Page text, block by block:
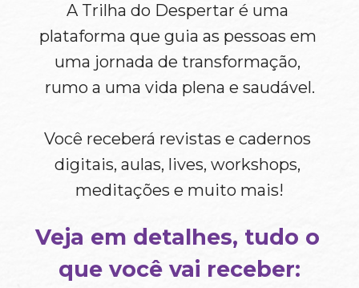
A Trilha do Despertar é uma
plataforma que guia as pessoas em
uma jornada de transformação,
rumo a uma vida plena e saudável.
Você receberá revistas e cadernos
digitais, aulas, lives, workshops,
meditações e muito mais!
Veja em detalhes, tudo o
que você vai receber: